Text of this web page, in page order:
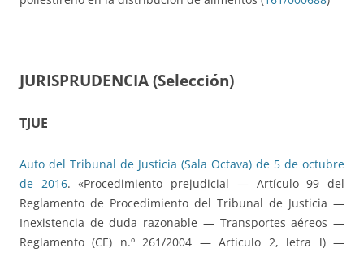
JURISPRUDENCIA (Selección)
TJUE
Auto del Tribunal de Justicia (Sala Octava) de 5 de octubre
de 2016. «Procedimiento prejudicial — Artículo 99 del
Reglamento de Procedimiento del Tribunal de Justicia —
Inexistencia de duda razonable — Transportes aéreos —
Reglamento (CE) n.º 261/2004 — Artículo 2, letra l) —